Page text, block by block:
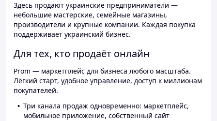
Здесь продают украинские предприниматели —
небольшие мастерские, семейные магазины,
производители и крупные компании. Каждая покупка
поддерживает украинский бизнес.
Для тех, кто продаёт онлайн
Prom — маркетплейс для бизнеса любого масштаба.
Лёгкий старт, удобное управление, доступ к миллионам
покупателей.
Три канала продаж одновременно: маркетплейс,
мобильное приложение, собственный сайт